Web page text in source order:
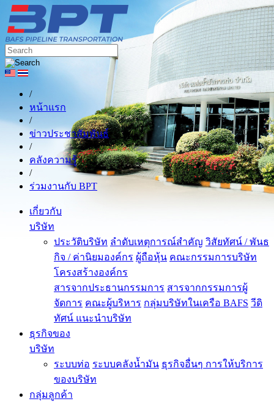
/
หน้าแรก
/
ข่าวประชาสัมพันธ์
/
คลังความรู้
/
ร่วมงานกับ BPT
เกี่ยวกับ
บริษัท
ประวัติบริษัท ลำดับเหตุการณ์สำคัญ วิสัยทัศน์ / พันธ
กิจ / ค่านิยมองค์กร ผู้ถือหุ้น คณะกรรมการบริษัท
โครงสร้างองค์กร
สารจากประธานกรรมการ สารจากกรรมการผู้
จัดการ คณะผู้บริหาร กลุ่มบริษัทในเครือ BAFS วีดิ
ทัศน์ แนะนำบริษัท
ธุรกิจของ
บริษัท
ระบบท่อ ระบบคลังน้ำมัน ธุรกิจอื่นๆ การให้บริการ
ของบริษัท
กลุ่มลูกค้า